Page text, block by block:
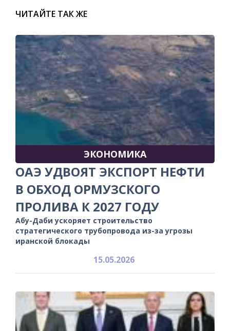
ЧИТАЙТЕ ТАК ЖЕ
ЭКОНОМИКА
ОАЭ УДВОЯТ ЭКСПОРТ НЕФТИ
В ОБХОД ОРМУЗСКОГО
ПРОЛИВА К 2027 ГОДУ
Абу-Даби ускоряет строительство
стратегического трубопровода из-за угрозы
иранской блокады
15.05.2026